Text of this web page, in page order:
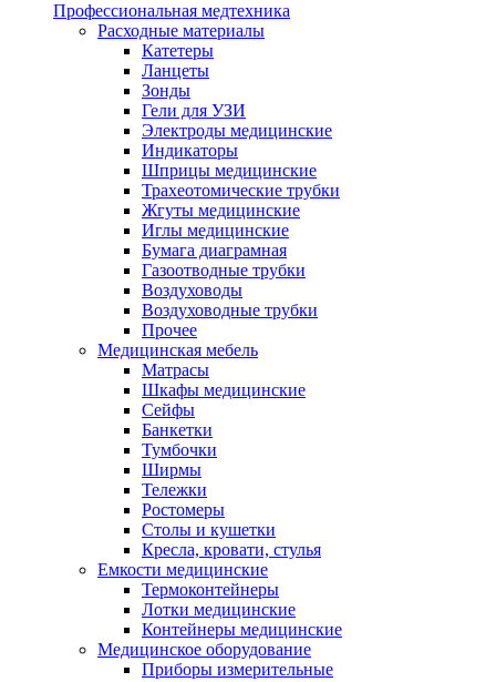
Профессиональная медтехника
Расходные материалы
Катетеры
Ланцеты
Зонды
Гели для УЗИ
Электроды медицинские
Индикаторы
Шприцы медицинские
Трахеотомические трубки
Жгуты медицинские
Иглы медицинские
Бумага диаграмная
Газоотводные трубки
Воздуховоды
Воздуховодные трубки
Прочее
Медицинская мебель
Матрасы
Шкафы медицинские
Сейфы
Банкетки
Тумбочки
Ширмы
Тележки
Ростомеры
Столы и кушетки
Кресла, кровати, стулья
Емкости медицинские
Термоконтейнеры
Лотки медицинские
Контейнеры медицинские
Медицинское оборудование
Приборы измерительные